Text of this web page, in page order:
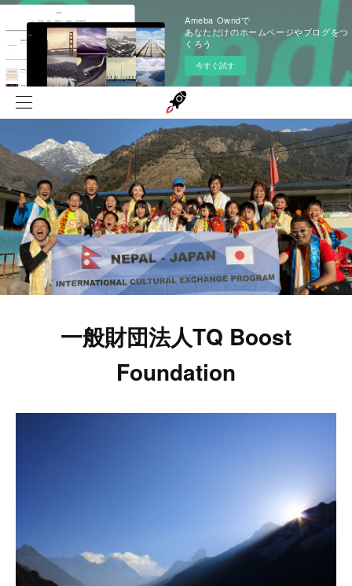
Ameba Owndで
あなただけのホームページやブログをつ
くろう
今すぐ試す
一般財団法人TQ Boost
Foundation